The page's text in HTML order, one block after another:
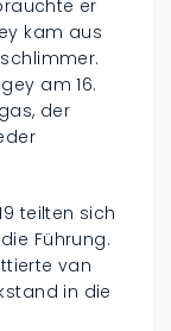
er
kam aus
am 16.
der
teilten sich
Führung.
van
in die